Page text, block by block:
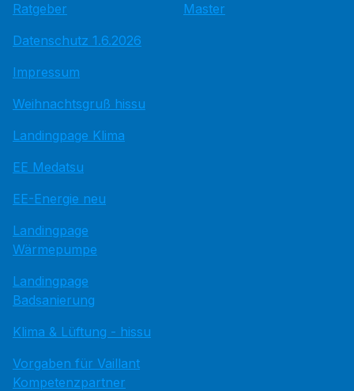
Ratgeber
Datenschutz 1.6.2026
Impressum
Weihnachtsgruß hissu
Landingpage Klima
EE Medatsu
EE-Energie neu
Landingpage
Wärmepumpe
Landingpage
Badsanierung
Klima & Lüftung - hissu
Vorgaben für Vaillant
Kompetenzpartner
Master